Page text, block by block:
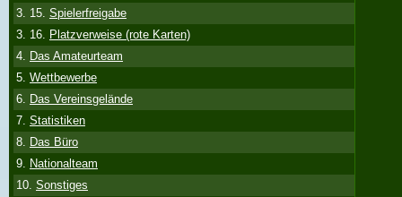
3. 15. Spielerfreigabe
3. 16. Platzverweise (rote Karten)
4. Das Amateurteam
5. Wettbewerbe
6. Das Vereinsgelände
7. Statistiken
8. Das Büro
9. Nationalteam
10. Sonstiges